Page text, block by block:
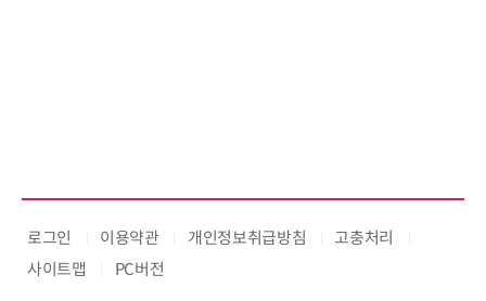
로그인 이용약관 개인정보취급방침
고충처리
사이트맵
PC버전